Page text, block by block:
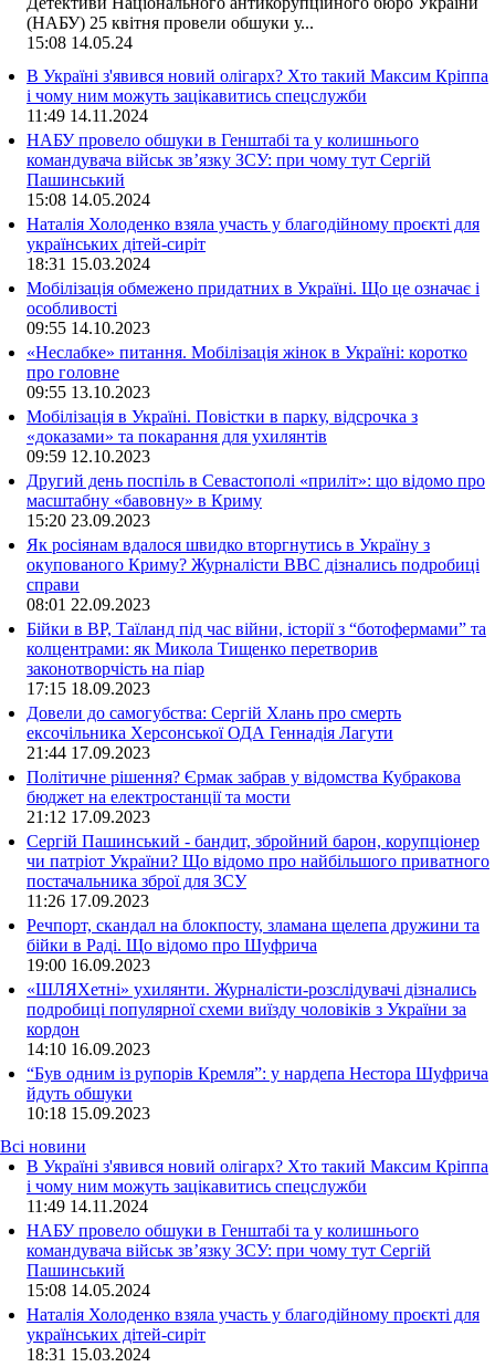
(НАБУ) 25 квітня провели обшуки у...
15:08 14.05.24
В Україні з'явився новий олігарх? Хто такий Максим Кріппа
і чому ним можуть зацікавитись спецслужби
11:49 14.11.2024
НАБУ провело обшуки в Генштабі та у колишнього
командувача військ зв’язку ЗСУ: при чому тут Сергій
Пашинський
15:08 14.05.2024
Наталія Холоденко взяла участь у благодійному проєкті для
українських дітей-сиріт
18:31 15.03.2024
Мобілізація обмежено придатних в Україні. Що це означає і
особливості
09:55 14.10.2023
«Неслабке» питання. Мобілізація жінок в Україні: коротко
про головне
09:55 13.10.2023
Мобілізація в Україні. Повістки в парку, відсрочка з
«доказами» та покарання для ухилянтів
09:59 12.10.2023
Другий день поспіль в Севастополі «приліт»: що відомо про
масштабну «бавовну» в Криму
15:20 23.09.2023
Як росіянам вдалося швидко вторгнутись в Україну з
окупованого Криму? Журналісти ВВС дізнались подробиці
справи
08:01 22.09.2023
Бійки в ВР, Таїланд під час війни, історії з “ботофермами” та
колцентрами: як Микола Тищенко перетворив
законотворчість на піар
17:15 18.09.2023
Довели до самогубства: Сергій Хлань про смерть
ексочільника Херсонської ОДА Геннадія Лагути
21:44 17.09.2023
Політичне рішення? Єрмак забрав у відомства Кубракова
бюджет на електростанції та мости
21:12 17.09.2023
Сергій Пашинський - бандит, збройний барон, корупціонер
чи патріот України? Що відомо про найбільшого приватного
постачальника зброї для ЗСУ
11:26 17.09.2023
Речпорт, скандал на блокпосту, зламана щелепа дружини та
бійки в Раді. Що відомо про Шуфрича
19:00 16.09.2023
«ШЛЯХетні» ухилянти. Журналісти-розслідувачі дізнались
подробиці популярної схеми виїзду чоловіків з України за
кордон
14:10 16.09.2023
“Був одним із рупорів Кремля”: у нардепа Нестора Шуфрича
йдуть обшуки
10:18 15.09.2023
Всі новини
В Україні з'явився новий олігарх? Хто такий Максим Кріппа
і чому ним можуть зацікавитись спецслужби
11:49 14.11.2024
НАБУ провело обшуки в Генштабі та у колишнього
командувача військ зв’язку ЗСУ: при чому тут Сергій
Пашинський
15:08 14.05.2024
Наталія Холоденко взяла участь у благодійному проєкті для
українських дітей-сиріт
18:31 15.03.2024